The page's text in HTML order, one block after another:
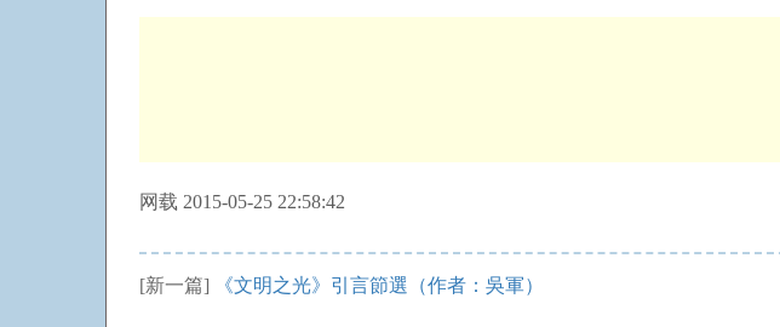
网载 2015-05-25 22:58:42
[新一篇] 《文明之光》引言節選（作者：吳軍）